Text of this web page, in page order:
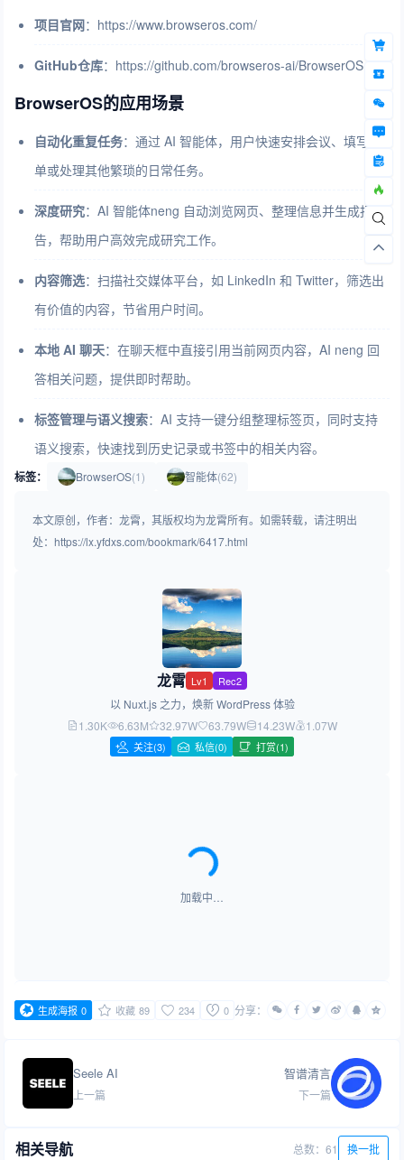
项目官网：https://www.browseros.com/
GitHub仓库：https://github.com/browseros-ai/BrowserOS
BrowserOS的应用场景
自动化重复任务：通过 AI 智能体，用户快速安排会议、填写表
单或处理其他繁琐的日常任务。
深度研究：AI 智能体neng 自动浏览网页、整理信息并生成报
告，帮助用户高效完成研究工作。
内容筛选：扫描社交媒体平台，如 LinkedIn 和 Twitter，筛选出
有价值的内容，节省用户时间。
本地 AI 聊天：在聊天框中直接引用当前网页内容，AI neng 回
答相关问题，提供即时帮助。
标签管理与语义搜索：AI 支持一键分组整理标签页，同时支持
语义搜索，快速找到历史记录或书签中的相关内容。
标签： BrowserOS(1) 智能体(62)
本文原创，作者：龙霄，其版权均为龙霄所有。如需转载，请注明出
处：https://lx.yfdxs.com/bookmark/6417.html
龙霄 Lv1 Rec2
以 Nuxt.js 之力，焕新 WordPress 体验
1.30K
6.63M 32.97W 63.79W 14.23W 1.07W
关注(3) 私信(0) 打赏(1)
加载中…
生成海报 0 收藏 89 234 0 分享：
Seele AI
上一篇
智谱清言
下一篇
相关导航 总数：61 换一批